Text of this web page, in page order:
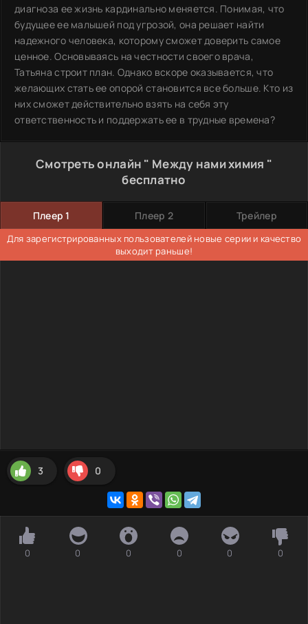
диагноза ее жизнь кардинально меняется. Понимая, что
будущее ее малышей под угрозой, она решает найти
надежного человека, которому сможет доверить самое
ценное. Основываясь на честности своего врача,
Татьяна строит план. Однако вскоре оказывается, что
желающих стать ее опорой становится все больше. Кто из
них сможет действительно взять на себя эту
ответственность и поддержать ее в трудные времена?
Смотреть онлайн " Между нами химия "
бесплатно
Плеер 1 Плеер 2 Трейлер
Для зарегистрированных пользователей новые серии и качество
выходит раньше!
3 0
0 0 0 0 0 0